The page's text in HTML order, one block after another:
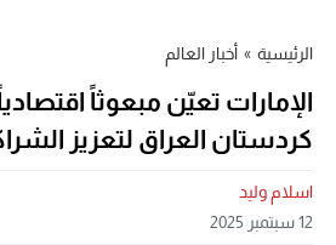
الرئيسية » أخبار العالم
الإمارات تعيّن مبعوثاً
كردستان العراق لتعزيز
اسلام وليد
12 سبتمبر 2025